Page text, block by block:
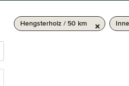
Hengsterholz / 50 km